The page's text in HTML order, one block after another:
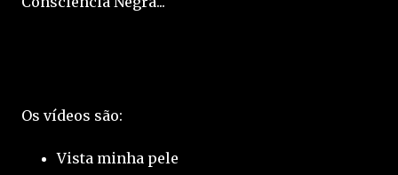
Os vídeos são:
Vista minha pele